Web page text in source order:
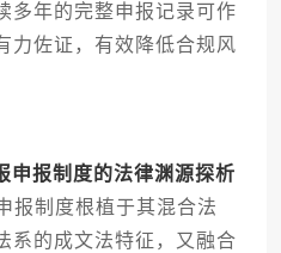
多年的完整申报记录可作
力佐证，有效降低合规风
申报制度的法律渊源探析
制度根植于其混合法
系的成文法特征，又融合